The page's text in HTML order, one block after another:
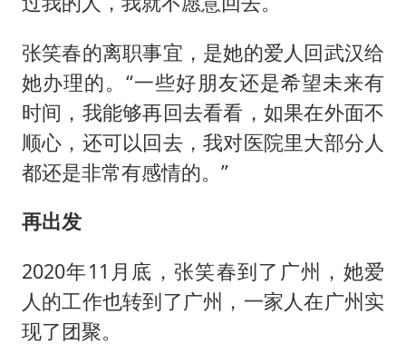
张笑春的离职事宜，是她的爱人回武汉给
她办理的。“一些好朋友还是希望未来有
时间，我能够再回去看看，如果在外面不
顺心，还可以回去，我对医院里大部分人
都还是非常有感情的。”
再出发
2020年11月底，张笑春到了广州，她爱
人的工作也转到了广州，一家人在广州实
现了团聚。